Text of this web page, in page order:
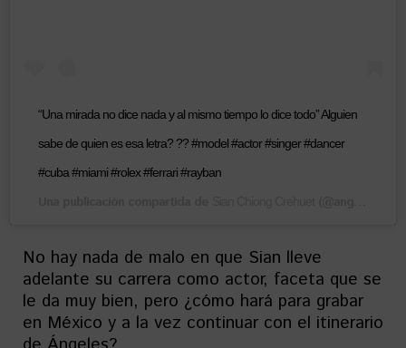
“Una mirada no dice nada y al mismo tiempo lo dice todo” Alguien
sabe de quien es esa letra? ?? #model #actor #singer #dancer
#cuba #miami #rolex #ferrari #rayban
No hay nada de malo en que Sian lleve
adelante su carrera como actor, faceta que se
le da muy bien, pero ¿cómo hará para grabar
en México y a la vez continuar con el itinerario